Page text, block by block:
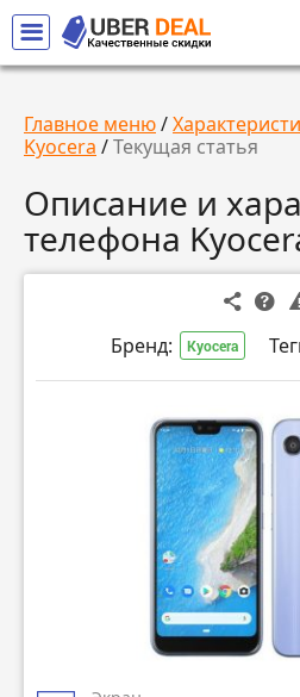
Главное меню/
Kyocera /Текущая статья
Описание и
телефона
Бренд: Kyocera